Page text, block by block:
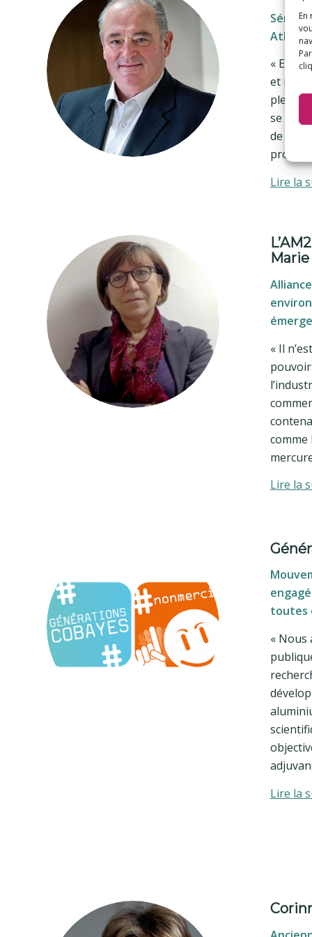
« En
et
se pose
de
Lire la
« Il
comme
Lire la
toutes
« Nous
Lire la